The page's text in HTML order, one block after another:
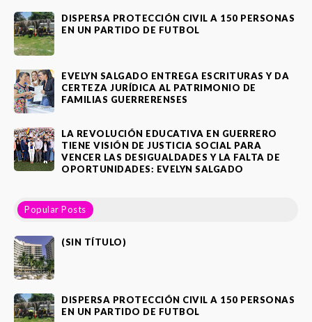
DISPERSA PROTECCIÓN CIVIL A 150 PERSONAS
EN UN PARTIDO DE FUTBOL
EVELYN SALGADO ENTREGA ESCRITURAS Y DA
CERTEZA JURÍDICA AL PATRIMONIO DE
FAMILIAS GUERRERENSES
LA REVOLUCIÓN EDUCATIVA EN GUERRERO
TIENE VISIÓN DE JUSTICIA SOCIAL PARA
VENCER LAS DESIGUALDADES Y LA FALTA DE
OPORTUNIDADES: EVELYN SALGADO
Popular Posts
(SIN TÍTULO)
DISPERSA PROTECCIÓN CIVIL A 150 PERSONAS
EN UN PARTIDO DE FUTBOL